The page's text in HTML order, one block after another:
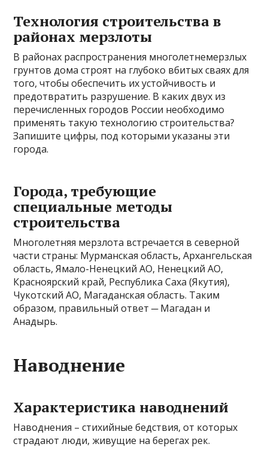
Технология строительства в
районах мерзлоты
В районах распространения многолетнемерзлых
грунтов дома строят на глубоко вбитых сваях для
того, чтобы обеспечить их устойчивость и
предотвратить разрушение. В каких двух из
перечисленных городов России необходимо
применять такую технологию строительства?
Запишите цифры, под которыми указаны эти
города.
Города, требующие
специальные методы
строительства
Многолетняя мерзлота встречается в северной
части страны: Мурманская область, Архангельская
область, Ямало-Ненецкий АО, Ненецкий АО,
Красноярский край, Республика Саха (Якутия),
Чукотский АО, Магаданская область. Таким
образом, правильный ответ ─ Магадан и
Анадырь.
Наводнение
Характеристика наводнений
Наводнения – стихийные бедствия, от которых
страдают люди, живущие на берегах рек.